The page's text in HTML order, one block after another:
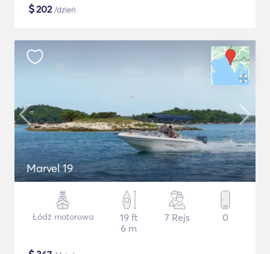
$202/dzień
Marvel 19
Łódź motorowa
19 ft
6 m
7 Rejs 0